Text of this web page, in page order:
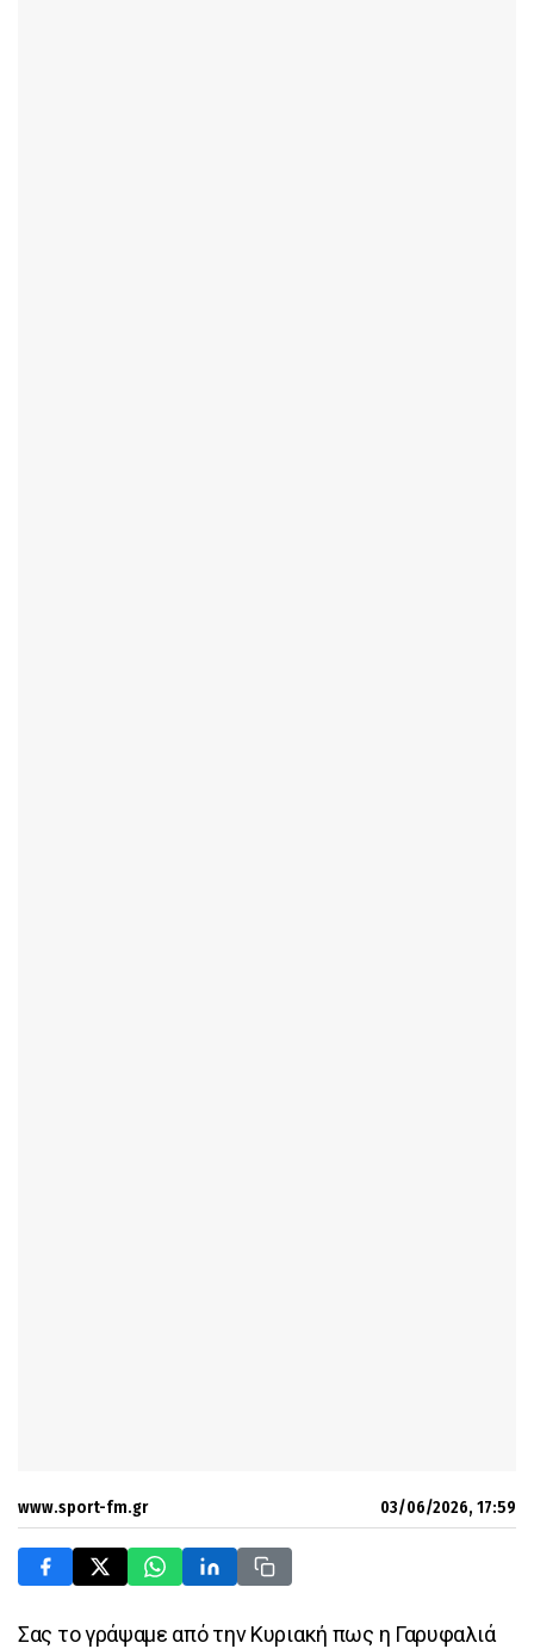
www.sport-fm.gr 03/06/2026, 17:59
Σας το γράψαμε από την Κυριακή πως η Γαρυφαλιά